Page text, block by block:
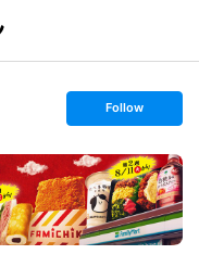
s
t
o
l
l
o
w
Follow